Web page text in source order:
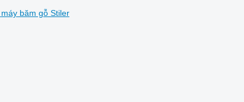
máy băm gỗ Stiler